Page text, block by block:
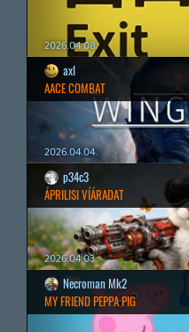
2026.04.08.
axl
AACE COMBAT
2026.04.04.
p34c3
ÁPRILISI VÍÁRADAT
2026.04.03.
Necroman Mk2
MY FRIEND PEPPA PIG